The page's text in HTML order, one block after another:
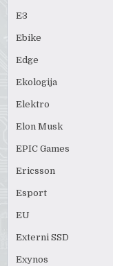
E3
Ebike
Edge
Ekologija
Elektro
Elon Musk
EPIC Games
Ericsson
Esport
EU
Externi SSD
Exynos